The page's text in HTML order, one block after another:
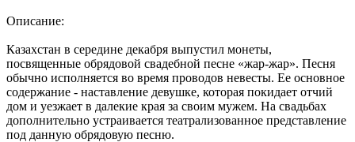
Описание:
Казахстан в середине декабря выпустил монеты,
посвященные обрядовой свадебной песне «жар-жар». Песня
обычно исполняется во время проводов невесты. Ее основное
содержание - наставление девушке, которая покидает отчий
дом и уезжает в далекие края за своим мужем. На свадьбах
дополнительно устраивается театрализованное представление
под данную обрядовую песню.